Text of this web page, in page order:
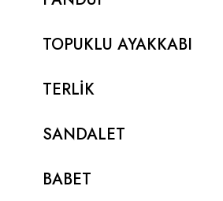
TOPUKLU AYAKKABI
TERLİK
SANDALET
BABET